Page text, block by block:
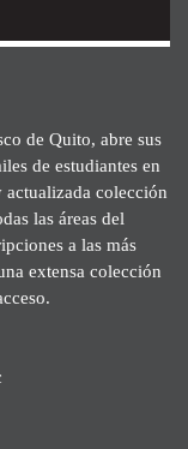
de Quito, abre sus
de estudiantes en
actualizada colección
las áreas del
a las más
extensa colección